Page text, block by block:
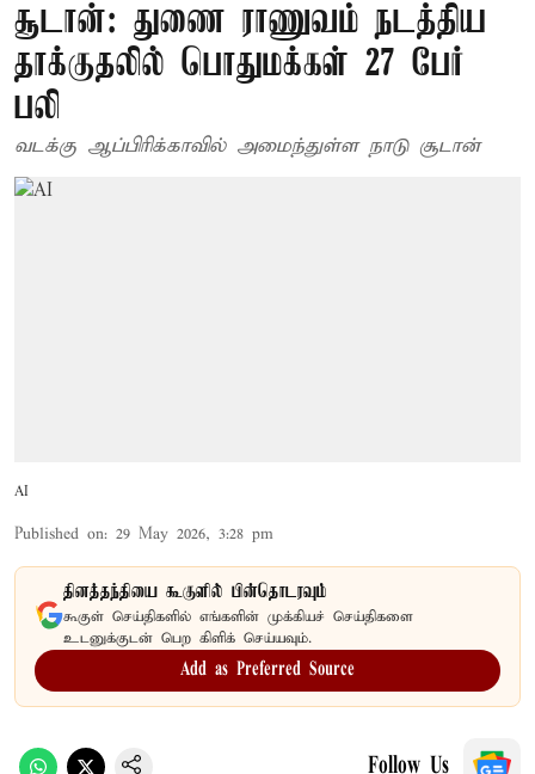
சூடான்: துணை ராணுவம் நடத்திய
தாக்குதலில் பொதுமக்கள் 27 பேர்
பலி
வடக்கு ஆப்பிரிக்காவில் அமைந்துள்ள நாடு சூடான்
AI
Published on: 29 May 2026, 3:28 pm
தினத்தந்தியை கூகுளில் பின்தொடரவும்
கூகுள் செய்திகளில் எங்களின் முக்கியச் செய்திகளை
உடனுக்குடன் பெற கிளிக் செய்யவும்.
Add as Preferred Source
Follow Us